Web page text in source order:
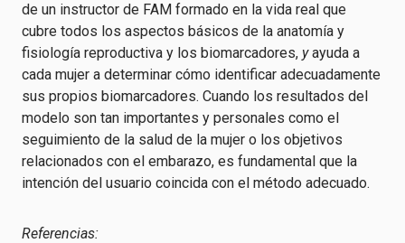
de un instructor de FAM formado en la vida real que
cubre todos los aspectos básicos de la anatomía y
fisiología reproductiva y los biomarcadores, yayuda a
cada mujer a determinar cómo identificar adecuadamente
sus propios biomarcadores. Cuando los resultados del
modelo son tan importantes y personales como el
seguimiento de la salud de la mujer o los objetivos
relacionados con el embarazo, es fundamental que la
intención del usuario coincida con el método adecuado.
Referencias: